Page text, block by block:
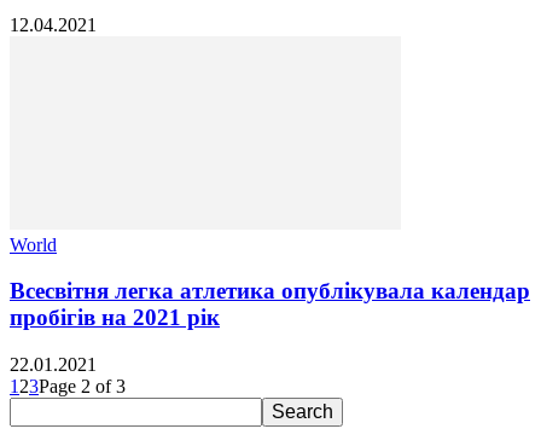
12.04.2021
World
Всесвітня легка атлетика опублікувала календар
пробігів на 2021 рік
22.01.2021
1 23Page 2 of 3